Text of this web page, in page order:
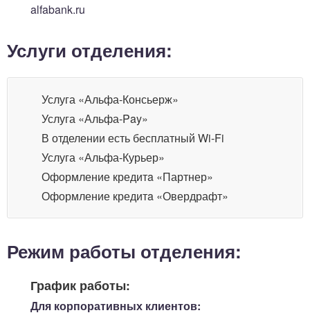
alfabank.ru
Услуги отделения:
Услуга «Альфа-Консьерж»
Услуга «Альфа-Pay»
В отделении есть бесплатный Wi-Fi
Услуга «Альфа-Курьер»
Оформление кредитa «Партнер»
Оформление кредитa «Овердрафт»
Режим работы отделения:
График работы:
Для корпоративных клиентов: